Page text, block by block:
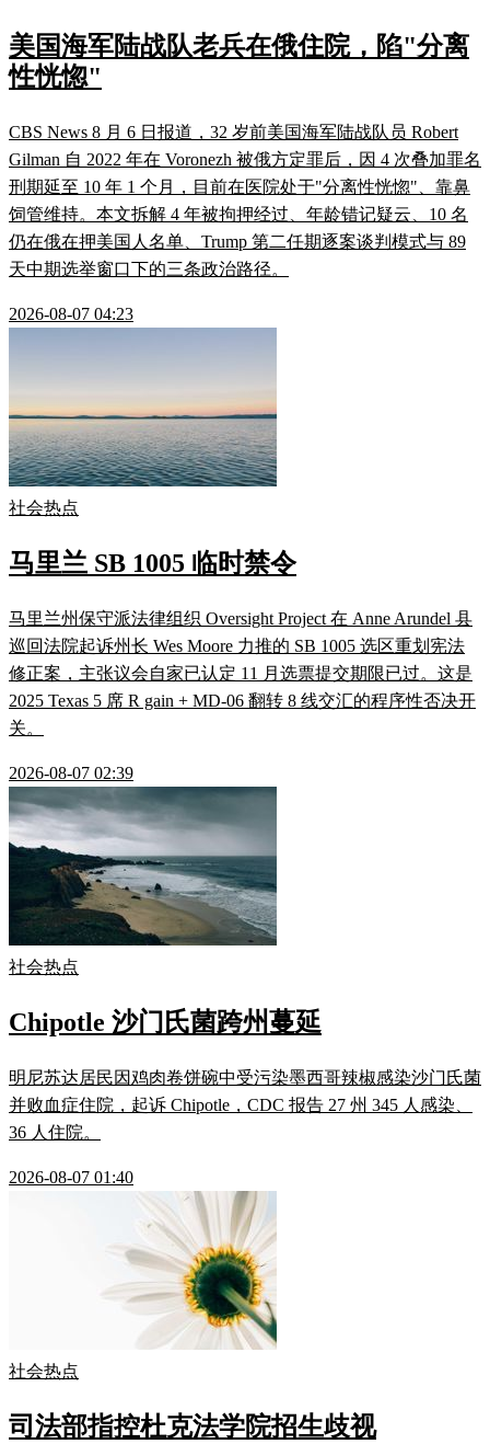
美国海军陆战队老兵在俄住院，陷"分离
性恍惚"
CBS News 8 月 6 日报道，32 岁前美国海军陆战队员 Robert
Gilman 自 2022 年在 Voronezh 被俄方定罪后，因 4 次叠加罪名
刑期延至 10 年 1 个月，目前在医院处于"分离性恍惚"、靠鼻
饲管维持。本文拆解 4 年被拘押经过、年龄错记疑云、10 名
仍在俄在押美国人名单、Trump 第二任期逐案谈判模式与 89
天中期选举窗口下的三条政治路径。
2026-08-07 04:23
社会热点
马里兰 SB 1005 临时禁令
马里兰州保守派法律组织 Oversight Project 在 Anne Arundel 县
巡回法院起诉州长 Wes Moore 力推的 SB 1005 选区重划宪法
修正案，主张议会自家已认定 11 月选票提交期限已过。这是
2025 Texas 5 席 R gain + MD-06 翻转 8 线交汇的程序性否决开
关。
2026-08-07 02:39
社会热点
Chipotle 沙门氏菌跨州蔓延
明尼苏达居民因鸡肉卷饼碗中受污染墨西哥辣椒感染沙门氏菌
并败血症住院，起诉 Chipotle，CDC 报告 27 州 345 人感染、
36 人住院。
2026-08-07 01:40
社会热点
司法部指控杜克法学院招生歧视